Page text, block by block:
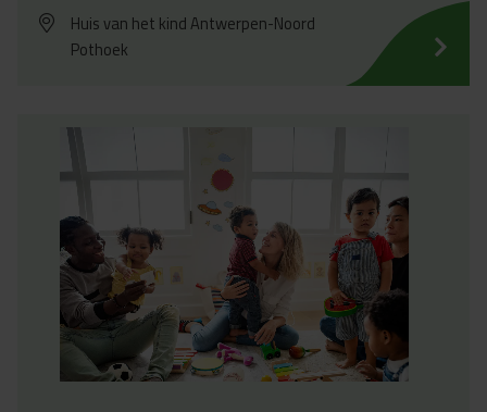
Huis van het kind Antwerpen-Noord
Pothoek